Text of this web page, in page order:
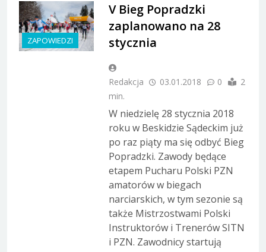
ZAPOWIEDZI
V Bieg Popradzki
zaplanowano na 28
stycznia
Redakcja 03.01.2018 0
2
min.
W niedzielę 28 stycznia 2018
roku w Beskidzie Sądeckim już
po raz piąty ma się odbyć Bieg
Popradzki. Zawody będące
etapem Pucharu Polski PZN
amatorów w biegach
narciarskich, w tym sezonie są
także Mistrzostwami Polski
Instruktorów i Trenerów SITN
i PZN. Zawodnicy startują